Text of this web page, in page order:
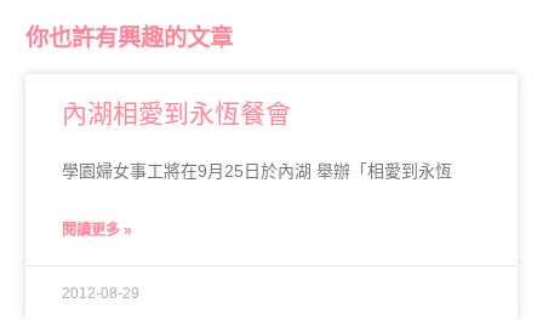
你也許有興趣的文章
內湖相愛到永恆餐會
學園婦女事工將在9月25日於內湖 舉辦「相愛到永恆
閱讀更多 »
2012-08-29